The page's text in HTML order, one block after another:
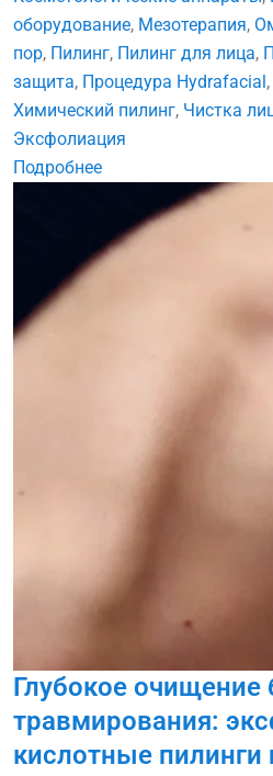
оборудование, Мезотерапия,
пор, Пилинг, Пилинг для лица,
защита, Процедура Hydrafacial ,
Химический пилинг, Чистка
Эксфолиация
Подробнее
Глубокое очищение
травмирования:
кислотные пилинги